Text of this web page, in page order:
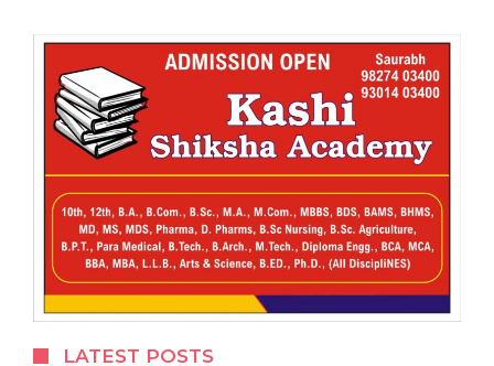
LATEST POSTS